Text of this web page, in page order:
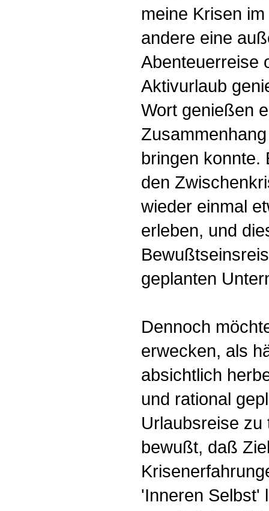
meine Krisen
andere eine
Abenteuerreise
Aktivurlaub
Wort genießen
bringen konnte.
den
wieder einmal
erleben, und
geplanten
Dennoch
erwecken, als
absichtlich
und rational
Urlaubsreise zu
bewußt, daß
'Inneren Selbst'